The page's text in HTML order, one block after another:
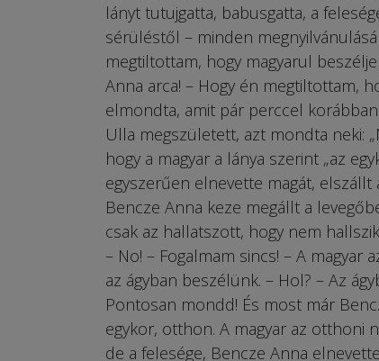
lányt tutujgatta, babusgatta, a
sérüléstől – minden
megtiltottam, hogy magyarul
Anna arca! – Hogy én megtiltottam,
elmondta, amit pár perccel
Ulla megszületett, azt mondta neki:
hogy a magyar a lánya szerint „az
egyszerűen elnevette magát,
Bencze Anna keze megállt a
csak az hallatszott, hogy nem
– No! – Fogalmam sincs! – A
az ágyban beszélünk. – Hol? – Az
Pontosan mondd! És most már
egykor, otthon. A magyar az otthoni
de a felesége, Bencze Anna